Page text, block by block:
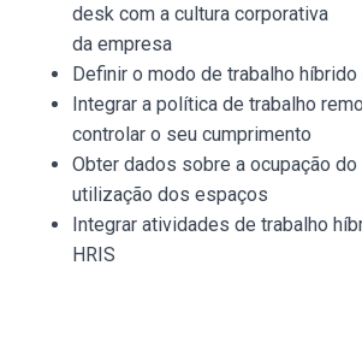
desk com a cultura corporativa
da empresa
Definir o modo de trabalho
Integrar a política de trabalho
controlar o seu cumprimento
Obter dados sobre a ocupação
utilização dos espaços
Integrar atividades de trabalho
HRIS